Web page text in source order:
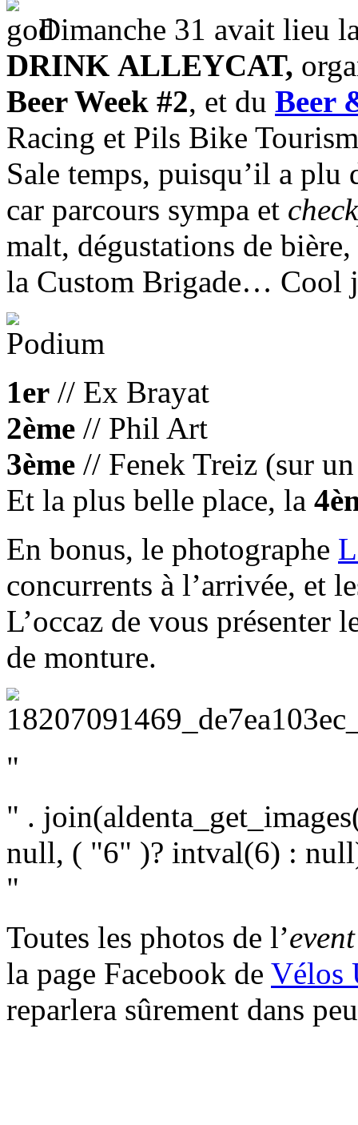
Dimanche 31 avait lieu
DRINK ALLEYCAT,
Beer Week #2, et du Beer
Racing et Pils Bike
Sale temps, puisqu’il a
car parcours sympa et
malt, dégustations de
la Custom Brigade… Cool
1er // Ex Brayat
2ème // Phil Art
3ème // Fenek Treiz (sur
Et la plus belle place, la
En bonus, le photographe
concurrents à l’arrivée, et
L’occaz de vous présenter
de monture.
"
" .
null, ( "6" )? intval(6) :
"
Toutes les photos de l’event
la page Facebook de Vélos
reparlera sûrement dans